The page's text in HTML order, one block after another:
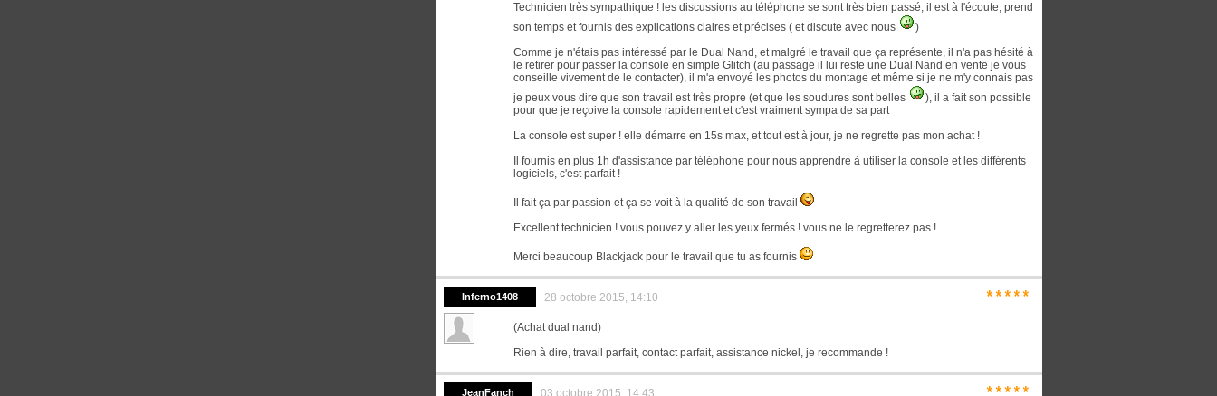
Technicien très sympathique ! les discussions au téléphone se sont très bien passé, il est à l'écoute, prend
son temps et fournis des explications claires et précises ( et discute avec nous
)
Comme je n'étais pas intéressé par le Dual Nand, et malgré le travail que ça représente, il n'a pas hésité à
le retirer pour passer la console en simple Glitch (au passage il lui reste une Dual Nand en vente je vous
conseille vivement de le contacter), il m'a envoyé les photos du montage et même si je ne m'y connais pas
je peux vous dire que son travail est très propre (et que les soudures sont belles
), il a fait son possible
pour que je reçoive la console rapidement et c'est vraiment sympa de sa part
La console est super ! elle démarre en 15s max, et tout est à jour, je ne regrette pas mon achat !
Il fournis en plus 1h d'assistance par téléphone pour nous apprendre à utiliser la console et les différents
logiciels, c'est parfait !
Il fait ça par passion et ça se voit à la qualité de son travail
Excellent technicien ! vous pouvez y aller les yeux fermés ! vous ne le regretterez pas !
Merci beaucoup Blackjack pour le travail que tu as fournis
Inferno1408 28 octobre 2015, 14:10 *****
(Achat dual nand)
Rien à dire, travail parfait, contact parfait, assistance nickel, je recommande !
JeanFanch 03 octobre 2015, 14:43